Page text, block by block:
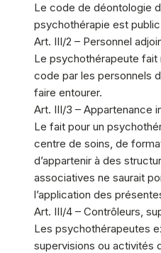
Le code de déontologie
psychothérapie est
Art. III/2 – Personnel
Le psychothérapeute
code par les personnels
faire entourer.
Art. III/3 – Appartenance
Le fait pour un
centre de soins, de
d’appartenir à des
associatives ne saurait
l’application des
Art. III/4 – Contrôleurs,
Les psychothérapeutes
supervisions ou activités